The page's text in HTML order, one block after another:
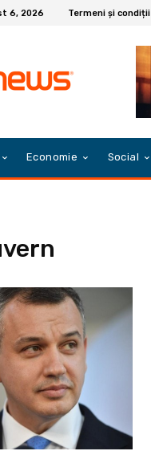
6, 2026 Termeni și condiții
Economie Social